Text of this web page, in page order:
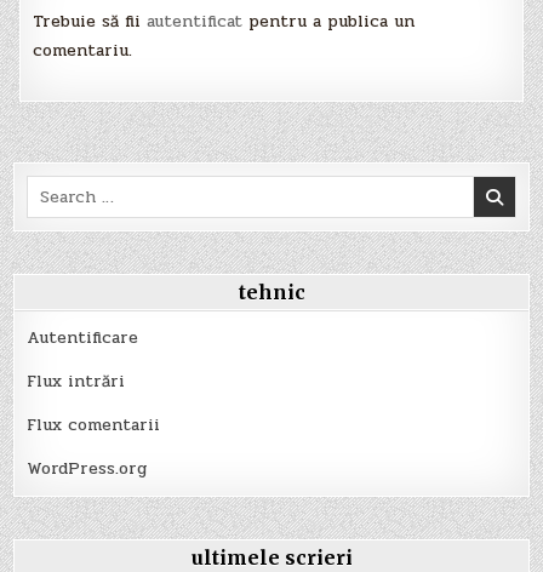
Trebuie să fiiautentificat pentru a publica un
comentariu.
Search
for:
tehnic
Autentificare
Flux intrări
Flux comentarii
WordPress.org
ultimele scrieri